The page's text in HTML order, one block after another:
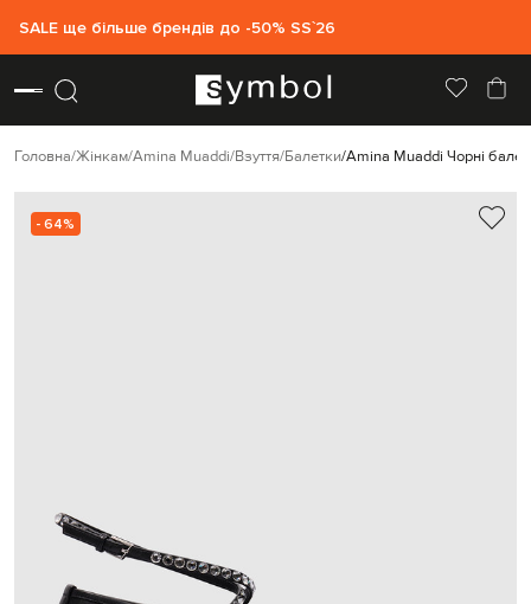
SALE ще більше брендів до -50% SS`26
Головна Жінкам Amina Muaddi Взуття Балетки Amina Muaddi Чорні
- 64%